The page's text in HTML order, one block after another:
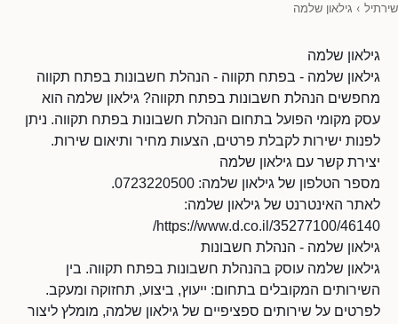
שירתיל › גילאון שלמה
גילאון שלמה
גילאון שלמה - בפתח תקווה - הנהלת חשבונות בפתח תקווה
מחפשים הנהלת חשבונות בפתח תקווה? גילאון שלמה הוא
עסק מקומי הפועל בתחום הנהלת חשבונות בפתח תקווה. ניתן
לפנות ישירות לקבלת פרטים, הצעות מחיר ותיאום שירות.
יצירת קשר עם גילאון שלמה
מספר הטלפון של גילאון שלמה: 0723220500.
לאתר האינטרנט של גילאון שלמה:
https://www.d.co.il/35277100/46140/
גילאון שלמה - הנהלת חשבונות
גילאון שלמה עוסק בהנהלת חשבונות בפתח תקווה. בין
השירותים המקובלים בתחום: ייעוץ, ביצוע, תחזוקה ומעקב.
לפרטים על שירותים ספציפיים של גילאון שלמה, מומלץ ליצור